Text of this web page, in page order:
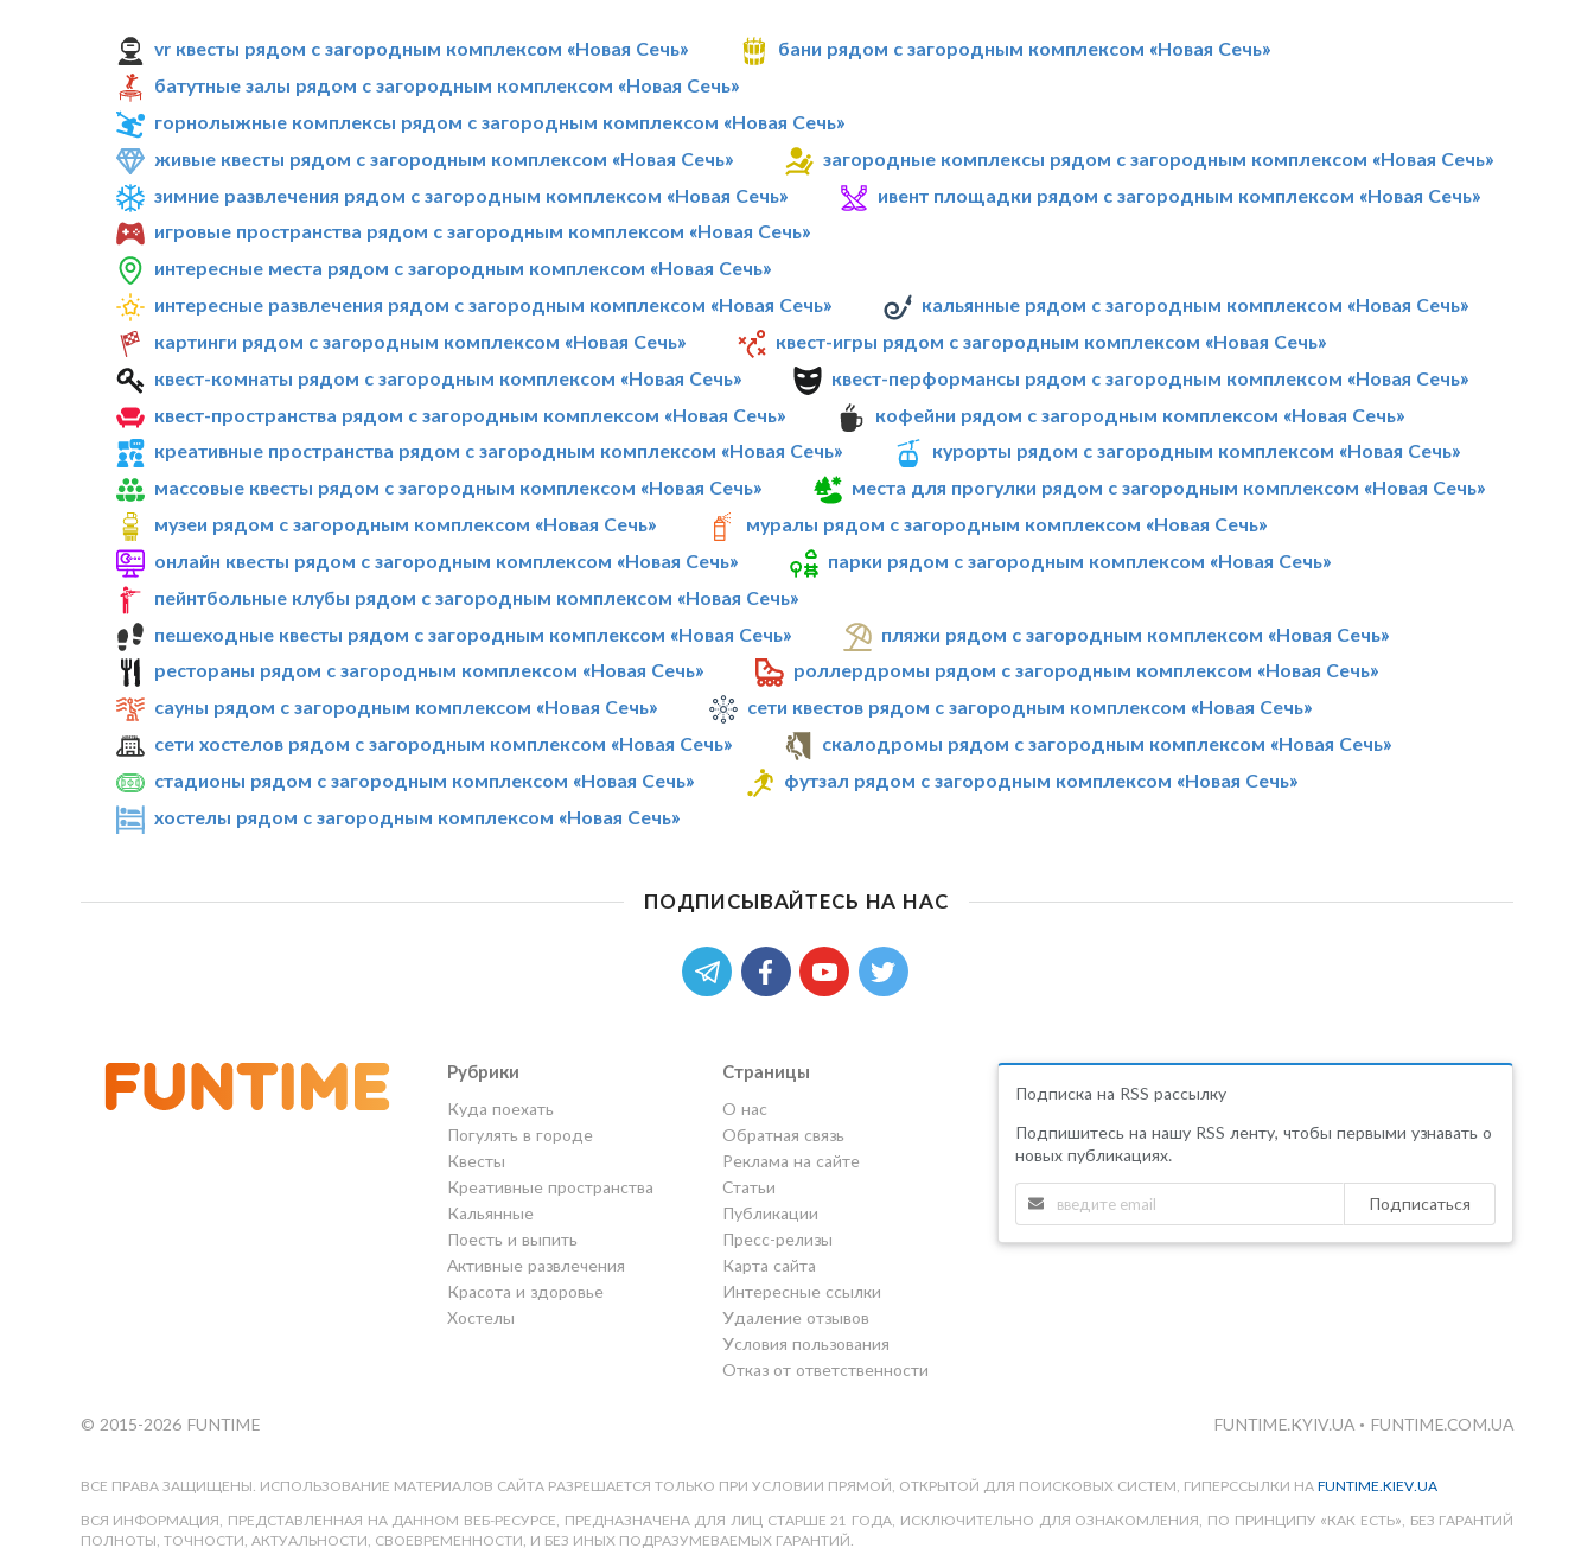
vr квесты рядом с загородным комплексом «Новая Сечь»
бани рядом с загородным комплексом «Новая Сечь»
батутные залы рядом с загородным комплексом «Новая Сечь»
горнолыжные комплексы рядом с загородным комплексом «Новая Сечь»
живые квесты рядом с загородным комплексом «Новая Сечь»
загородные комплексы рядом с загородным комплексом «Новая Сечь»
зимние развлечения рядом с загородным комплексом «Новая Сечь»
ивент площадки рядом с загородным комплексом «Новая Сечь»
игровые пространства рядом с загородным комплексом «Новая Сечь»
интересные места рядом с загородным комплексом «Новая Сечь»
интересные развлечения рядом с загородным комплексом «Новая Сечь»
кальянные рядом с загородным комплексом «Новая Сечь»
картинги рядом с загородным комплексом «Новая Сечь»
квест-игры рядом с загородным комплексом «Новая Сечь»
квест-комнаты рядом с загородным комплексом «Новая Сечь»
квест-перформансы рядом с загородным комплексом «Новая Сечь»
квест-пространства рядом с загородным комплексом «Новая Сечь»
кофейни рядом с загородным комплексом «Новая Сечь»
креативные пространства рядом с загородным комплексом «Новая Сечь»
курорты рядом с загородным комплексом «Новая Сечь»
массовые квесты рядом с загородным комплексом «Новая Сечь»
места для прогулки рядом с загородным комплексом «Новая Сечь»
музеи рядом с загородным комплексом «Новая Сечь»
муралы рядом с загородным комплексом «Новая Сечь»
онлайн квесты рядом с загородным комплексом «Новая Сечь»
парки рядом с загородным комплексом «Новая Сечь»
пейнтбольные клубы рядом с загородным комплексом «Новая Сечь»
пешеходные квесты рядом с загородным комплексом «Новая Сечь»
пляжи рядом с загородным комплексом «Новая Сечь»
рестораны рядом с загородным комплексом «Новая Сечь»
роллердромы рядом с загородным комплексом «Новая Сечь»
сауны рядом с загородным комплексом «Новая Сечь»
сети квестов рядом с загородным комплексом «Новая Сечь»
сети хостелов рядом с загородным комплексом «Новая Сечь»
скалодромы рядом с загородным комплексом «Новая Сечь»
стадионы рядом с загородным комплексом «Новая Сечь»
футзал рядом с загородным комплексом «Новая Сечь»
хостелы рядом с загородным комплексом «Новая Сечь»
ПОДПИСЫВАЙТЕСЬ НА НАС
Рубрики
Куда поехать
Погулять в городе
Квесты
Креативные пространства
Кальянные
Поесть и выпить
Активные развлечения
Красота и здоровье
Хостелы
Страницы
О нас
Обратная связь
Реклама на сайте
Статьи
Публикации
Пресс-релизы
Карта сайта
Интересные ссылки
Удаление отзывов
Условия пользования
Отказ от ответственности
Подписка на RSS рассылку
Подпишитесь на нашу RSS ленту, чтобы первыми узнавать о
новых публикациях.
Подписаться
© 2015-2026 FUNTIME FUNTIME.KYIV.UA • FUNTIME.COM.UA
ВСЕ ПРАВА ЗАЩИЩЕНЫ. ИСПОЛЬЗОВАНИЕ МАТЕРИАЛОВ САЙТА РАЗРЕШАЕТСЯ ТОЛЬКО ПРИ УСЛОВИИ ПРЯМОЙ, ОТКРЫТОЙ ДЛЯ ПОИСКОВЫХ СИСТЕМ, ГИПЕРССЫЛКИ НА FUNTIME.KIEV.UA
ВСЯ ИНФОРМАЦИЯ, ПРЕДСТАВЛЕННАЯ НА ДАННОМ ВЕБ-РЕСУРСЕ, ПРЕДНАЗНАЧЕНА ДЛЯ ЛИЦ СТАРШЕ 21 ГОДА, ИСКЛЮЧИТЕЛЬНО ДЛЯ ОЗНАКОМЛЕНИЯ, ПО ПРИНЦИПУ «КАК ЕСТЬ», БЕЗ ГАРАНТИЙ
ПОЛНОТЫ, ТОЧНОСТИ, АКТУАЛЬНОСТИ, СВОЕВРЕМЕННОСТИ, И БЕЗ ИНЫХ ПОДРАЗУМЕВАЕМЫХ ГАРАНТИЙ.